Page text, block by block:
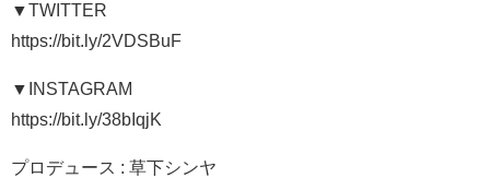
▼TWITTER
https://bit.ly/2VDSBuF
▼INSTAGRAM
https://bit.ly/38bIqjK
プロデュース : 草下シンヤ